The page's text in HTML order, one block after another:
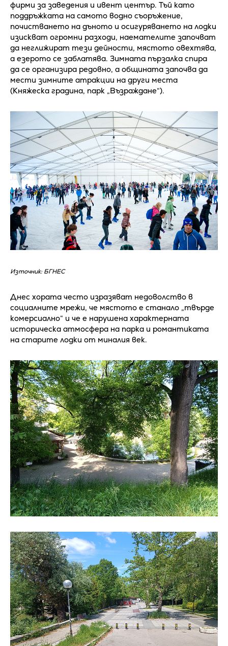
фирми за заведения и ивент център. Тъй като
поддръжката на самото водно съоръжение,
почистването на дъното и осигуряването на лодки
изискват огромни разходи, наемателите започват
да неглижират тези дейности, мястото овехтява,
а езерото се заблатява. Зимната пързалка спира
да се организира редовно, а общината започва да
мести зимните атракции на други места
(Княжеска градина, парк „Възраждане“).
Източник: БГНЕС
Днес хората често изразяват недоволство в
социалните мрежи, че мястото е станало „твърде
комерсиално“ и че е нарушена характерната
историческа атмосфера на парка и романтиката
на старите лодки от миналия век.